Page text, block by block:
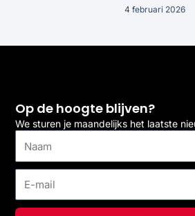
4 februari 2026
Op de hoogte blijven?
We sturen je maandelijks het laatste
mail